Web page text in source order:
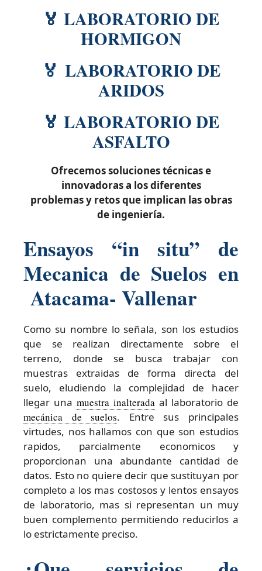
🏅 LABORATORIO DE
HORMIGON
🏅 LABORATORIO DE
ARIDOS
🏅 LABORATORIO DE
ASFALTO
Ofrecemos soluciones técnicas e
innovadoras a los diferentes
problemas y retos que implican las obras
de ingeniería.
Ensayos “in situ” de
Mecanica de Suelos en
Atacama- Vallenar
Como su nombre lo señala, son los estudios
que se realizan directamente sobre el
terreno, donde se busca trabajar con
muestras extraidas de forma directa del
suelo, eludiendo la complejidad de hacer
llegar una muestra inalterada al laboratorio de
mecánica de suelos. Entre sus principales
virtudes, nos hallamos con que son estudios
rapidos, parcialmente economicos y
proporcionan una abundante cantidad de
datos. Esto no quiere decir que sustituyan por
completo a los mas costosos y lentos ensayos
de laboratorio, mas si representan un muy
buen complemento permitiendo reducirlos a
lo estrictamente preciso.